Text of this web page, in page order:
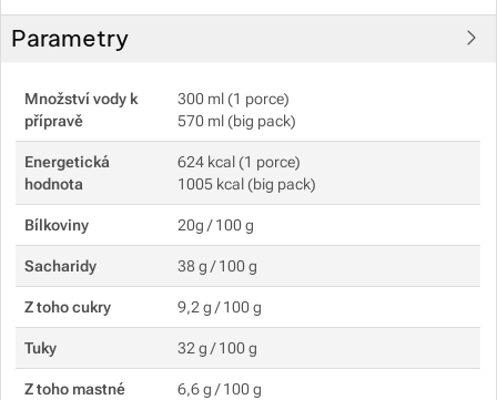
Parametry
Množství vody k
přípravě
300 ml (1 porce)
570 ml (big pack)
Energetická
hodnota
624 kcal (1 porce)
1005 kcal (big pack)
Bílkoviny 20g / 100 g
Sacharidy 38 g / 100 g
Z toho cukry 9,2 g / 100 g
Tuky 32 g / 100 g
Z toho mastné
6,6 g / 100 g